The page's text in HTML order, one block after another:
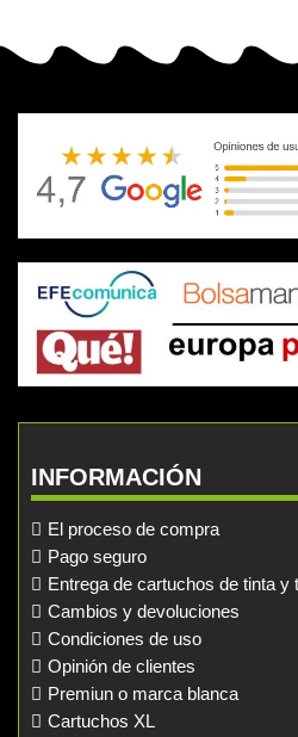
INFORMACIÓN
El proceso de compra
Pago seguro
Entrega de cartuchos de tinta y
Cambios y devoluciones
Condiciones de uso
Opinión de clientes
Premiun o marca blanca
Cartuchos XL